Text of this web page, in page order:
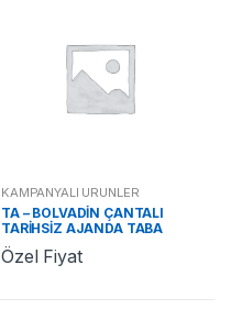
KAMPANYALI ÜRÜNLER
TA – BOLVADİN ÇANTALI
TARİHSİZ AJANDA TABA
ST370478 TA
Özel Fiyat